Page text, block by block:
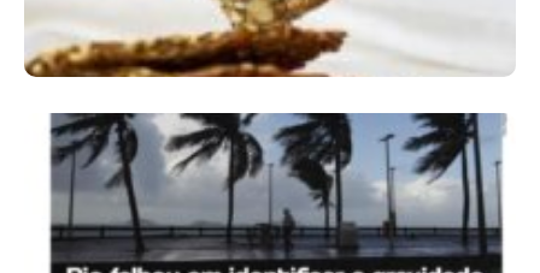
Ano X – Número 366 01 A 07 De Agosto De
2026